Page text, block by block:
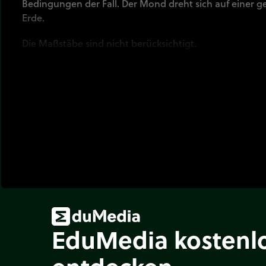
Bedingungen der Fall. Der Mond dreht sich auf einer
Erde.
Die Maßstäbe sind nicht berücksichtigt.
EduMedia